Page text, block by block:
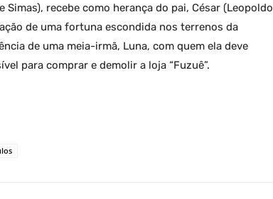
recebe como herança do pai, César (Leopoldo
de uma fortuna escondida nos terrenos da
de uma meia-irmã, Luna, com quem ela deve
para comprar e demolir a loja “Fuzuê”.